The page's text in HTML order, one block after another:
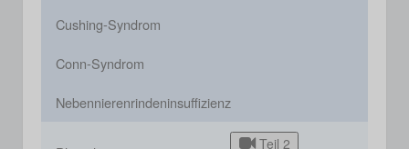
Cushing-Syndrom
Conn-Syndrom
Nebennierenrindeninsuffizienz
Teil 2